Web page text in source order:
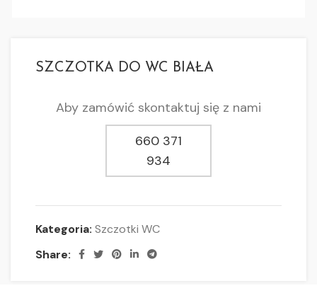
SZCZOTKA DO WC BIAŁA
Aby zamówić skontaktuj się z nami
660 371
934
Kategoria: Szczotki WC
Share: